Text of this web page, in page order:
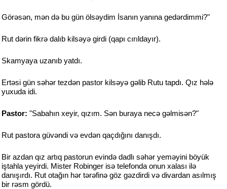
Görəsən, mən də bu gün ölsəydim İsanın yanına gedərdimmi?"
Rut dərin fikrə dalıb kilsəyə girdi (qapı cırıldayır).
Skamyaya uzanıb yatdı.
Ertəsi gün səhər tezdən pastor kilsəyə gəlib Rutu tapdı. Qız hələ
yuxuda idi.
Pastor: "Sabahın xeyir, qızım. Sən buraya necə gəlmisən?"
Rut pastora güvəndi və evdən qaçdığını danışdı.
Bir azdan qız artıq pastorun evində dadlı səhər yeməyini böyük
iştahla yeyirdi. Mister Robinger isə telefonda onun xalası ilə
danışırdı. Rut otağın hər tərəfinə göz gəzdirdi və divardan asılmış
bir rəsm gördü.